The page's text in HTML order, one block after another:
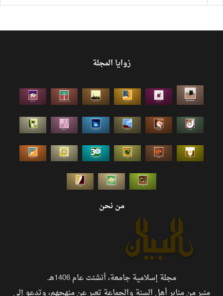
زوايا المجلة
من نحن
مجلة إسلامية جامعة، أنشئت عام 1406هـ.